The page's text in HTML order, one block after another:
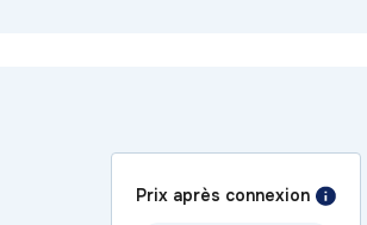
Prix après connexion